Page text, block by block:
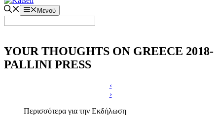
Μενού
YOUR THOUGHTS ON GREECE 2018-
PALLINI PRESS
‹
›
Περισσότερα για την Εκδήλωση